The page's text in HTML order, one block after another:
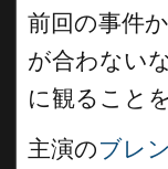
前回の事件
が合わない
に観ること
主演のブレ